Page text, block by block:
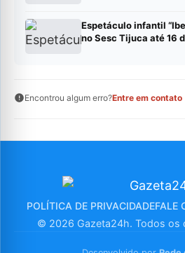
Espetáculo infantil
no Sesc Tijuca até 16
Encontrou algum erro?Entre em contato
POLÍTICA DE PRIVACIDADEFALE
© 2026 Gazeta24h. Todos os